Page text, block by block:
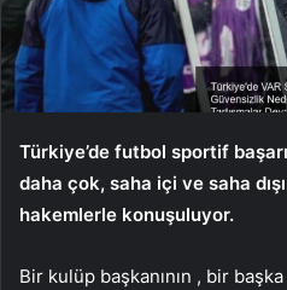
Türkiye’de futbol sportif
daha çok, saha içi ve saha
hakemlerle konuşuluyor.
Bir kulüp başkanının , bir